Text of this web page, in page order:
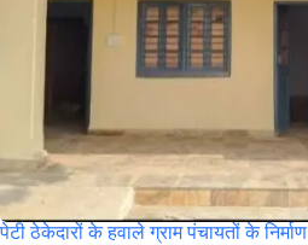
पेटी ठेकेदारों के हवाले ग्राम पंचायतों के निर्माण